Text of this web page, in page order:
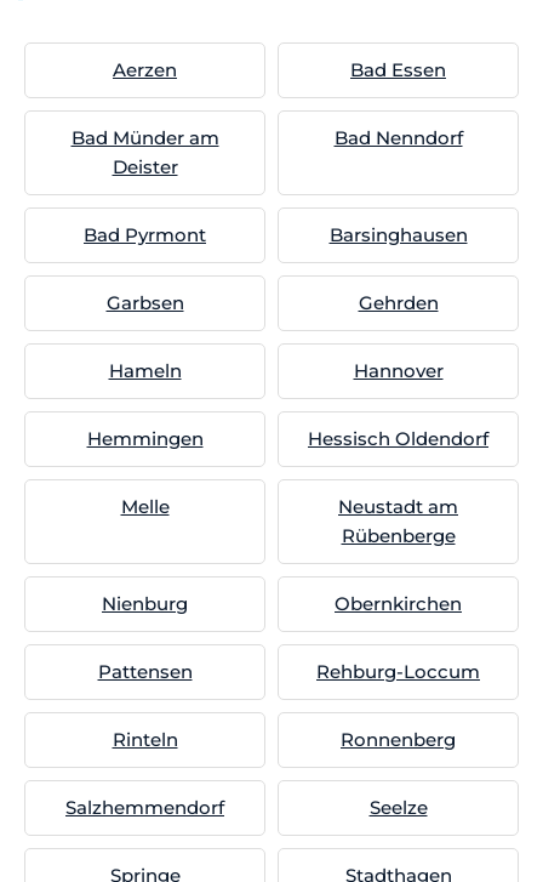
Aerzen Bad Essen
Bad Münder am
Deister
Bad Nenndorf
Bad Pyrmont Barsinghausen
Garbsen Gehrden
Hameln Hannover
Hemmingen Hessisch Oldendorf
Melle
Neustadt am
Rübenberge
Nienburg Obernkirchen
Pattensen Rehburg-Loccum
Rinteln Ronnenberg
Salzhemmendorf Seelze
Springe Stadthagen